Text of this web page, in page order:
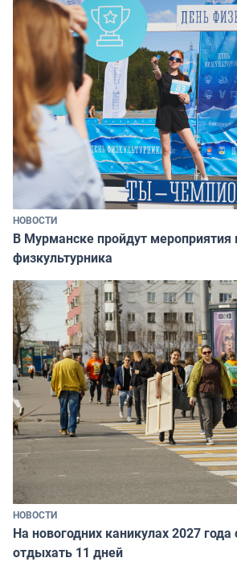
НОВОСТИ
В Мурманске пройдут мероприятия
физкультурника
НОВОСТИ
На новогодних каникулах 2027 года
отдыхать 11 дней